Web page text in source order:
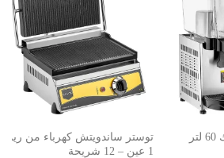
توستر ساندويتش كهرباء من ريمتا
1 عين – 12 شريحة